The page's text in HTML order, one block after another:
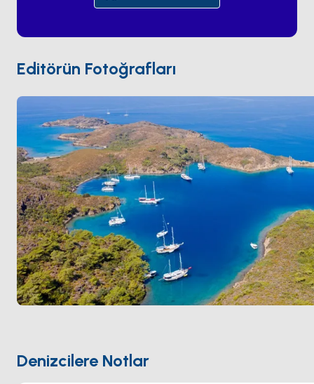
deneyimi Gökova'nın en iyilerinden — kanal akıntıları
yok — sadece kaya, çam ve su. Yedi Adalar
Körfez boyunca 90 dakika. Sezon
açık.
Editörün Fotoğrafları
Denizcilere Notlar